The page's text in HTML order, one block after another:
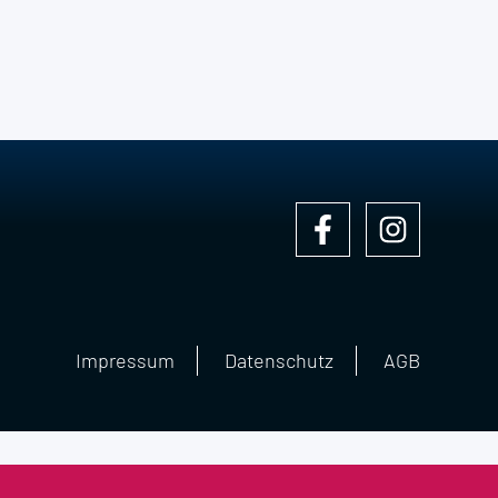
Impressum Datenschutz AGB